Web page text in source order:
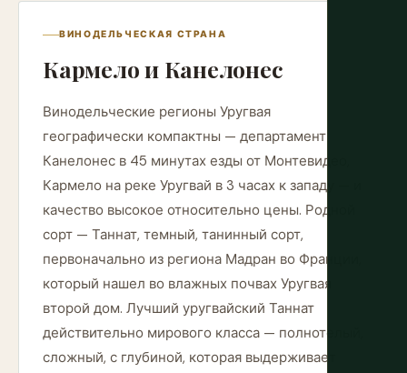
ВИНОДЕЛЬЧЕСКАЯ СТРАНА
Кармело и Канелонес
Винодельческие регионы Уругвая
географически компактны — департамент
Канелонес в 45 минутах езды от Монтевидео,
Кармело на реке Уругвай в 3 часах к западу — и
качество высокое относительно цены. Родной
сорт — Таннат, темный, танинный сорт,
первоначально из региона Мадран во Франции,
который нашел во влажных почвах Уругвая
второй дом. Лучший уругвайский Таннат
действительно мирового класса — полнотелый,
сложный, с глубиной, которая выдерживает